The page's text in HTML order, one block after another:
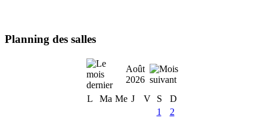
Planning des salles
Août
2026
L
Ma Me J V S
D
1
2